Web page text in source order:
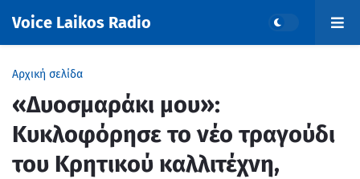
Voice Laikos Radio
Αρχική σελίδα
«Δυοσμαράκι μου»:
Κυκλοφόρησε το νέο τραγούδι
του Κρητικού καλλιτέχνη,